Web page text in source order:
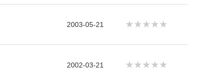
2003-05-21 ★★★★★
2002-03-21 ★★★★★